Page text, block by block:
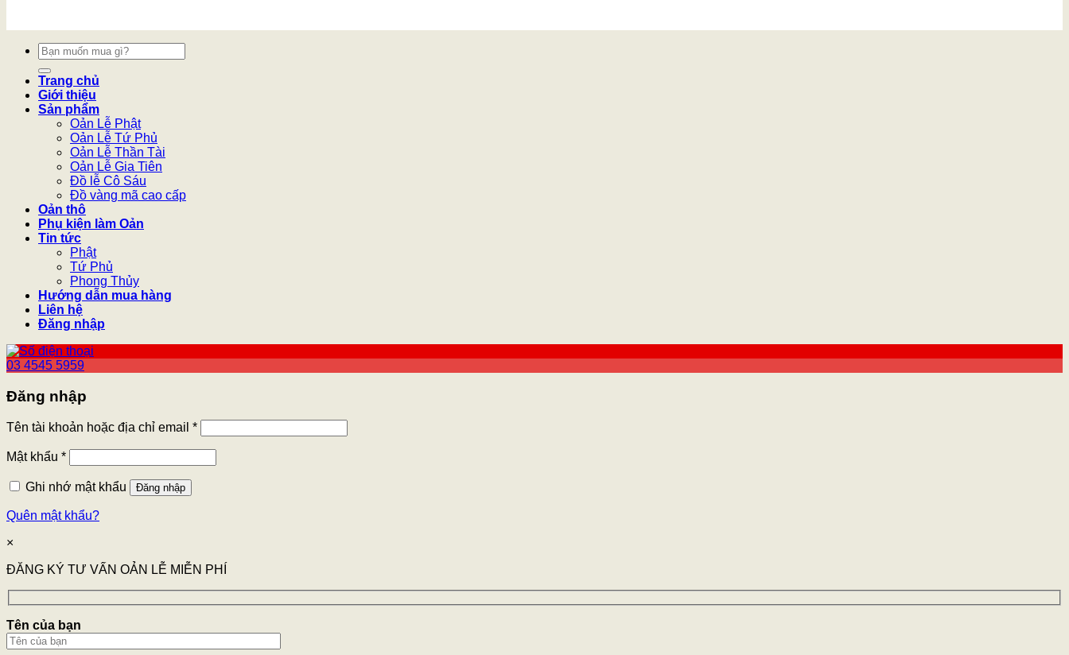
Tìm
kiếm:
Trang chủ
Giới thiệu
Sản phẩm
Oản Lễ Phật
Oản Lễ Tứ Phủ
Oản Lễ Thần Tài
Oản Lễ Gia Tiên
Đồ lễ Cô Sáu
Đồ vàng mã cao cấp
Oản thô
Phụ kiện làm Oản
Tin tức
Phật
Tứ Phủ
Phong Thủy
Hướng dẫn mua hàng
Liên hệ
Đăng nhập
03 4545 5959
Đăng nhập
Tên tài khoản hoặc địa chỉ email *
Mật khẩu *
Ghi nhớ mật khẩu Đăng nhập
Quên mật khẩu?
×
ĐĂNG KÝ TƯ VẤN OẢN LỄ MIỄN PHÍ
Tên của bạn